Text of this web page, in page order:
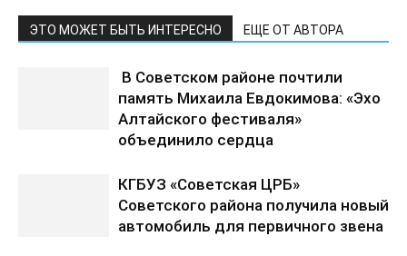
ЭТО МОЖЕТ БЫТЬ ИНТЕРЕСНО ЕЩЕ ОТ АВТОРА
В Советском районе почтили
память Михаила Евдокимова: «Эхо
Алтайского фестиваля»
объединило сердца
КГБУЗ «Советская ЦРБ»
Советского района получила новый
автомобиль для первичного звена